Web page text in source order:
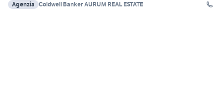
Agenzia Coldwell Banker AURUM REAL ESTATE